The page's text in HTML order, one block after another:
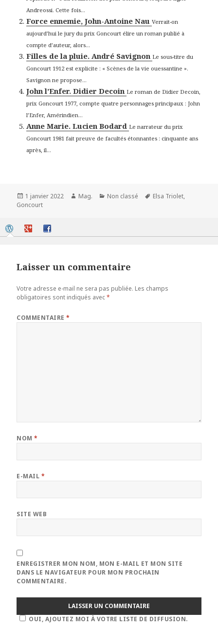
Andreossi. Cette fois...
Force ennemie, John-Antoine NauVerrait-on
aujourd’hui le jury du prix Goncourt élire un roman publié à
compte d’auteur, alors...
Filles de la pluie. André Savignon Le sous-titre du
Goncourt 1912 est explicite : « Scènes de la vie ouessantine ».
Savignon ne propose...
John l’Enfer. Didier Decoin Le roman de Didier Decoin,
prix Goncourt 1977, compte quatre personnages principaux : John
l’Enfer, Amérindien...
Anne Marie. Lucien Bodard Le narrateur du prix
Goncourt 1981 fait preuve de facultés étonnantes : cinquante ans
après, il...
Publié
le
1 janvier 2022 Auteur
Mag. Catégories
Non classé
Mots-
Elsa Triolet,
Goncourt
Laisser un commentaire
Votre adresse e-mail ne sera pas publiée. Les champs
obligatoires sont indiqués avec*
COMMENTAIRE*
NOM*
E-MAIL *
SITE WEB
ENREGISTRER MON NOM, MON E-MAIL ET MON SITE
DANS LE NAVIGATEUR POUR MON PROCHAIN
COMMENTAIRE.
OUI, AJOUTEZ MOI À VOTRE LISTE DE DIFFUSION.